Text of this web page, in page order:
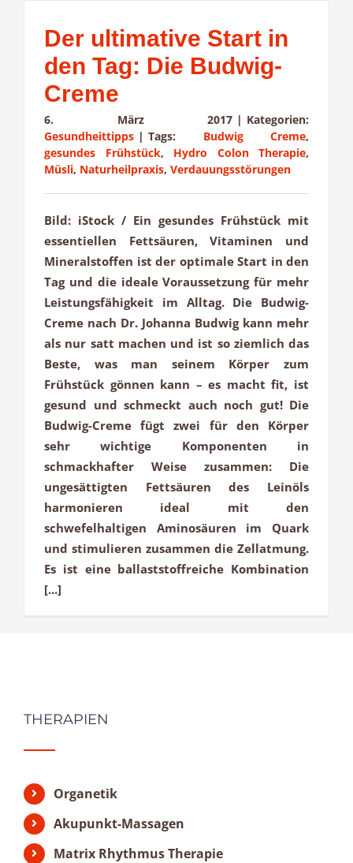
Der ultimative Start in
den Tag: Die Budwig-
Creme
6. März 2017 | Kategorien:
Gesundheittipps | Tags: Budwig Creme,
gesundes Frühstück, Hydro Colon Therapie,
Müsli, Naturheilpraxis, Verdauungsstörungen
Bild: iStock / Ein gesundes Frühstück mit
essentiellen Fettsäuren, Vitaminen und
Mineralstoffen ist der optimale Start in den
Tag und die ideale Voraussetzung für mehr
Leistungsfähigkeit im Alltag. Die Budwig-
Creme nach Dr. Johanna Budwig kann mehr
als nur satt machen und ist so ziemlich das
Beste, was man seinem Körper zum
Frühstück gönnen kann – es macht fit, ist
gesund und schmeckt auch noch gut! Die
Budwig-Creme fügt zwei für den Körper
sehr wichtige Komponenten in
schmackhafter Weise zusammen: Die
ungesättigten Fettsäuren des Leinöls
harmonieren ideal mit den
schwefelhaltigen Aminosäuren im Quark
und stimulieren zusammen die Zellatmung.
Es ist eine ballaststoffreiche Kombination
[...]
THERAPIEN
Organetik
Akupunkt-Massagen
Matrix Rhythmus Therapie